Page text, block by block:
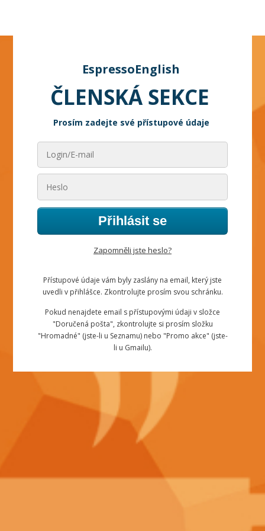
EspressoEnglish
ČLENSKÁ SEKCE
Prosím zadejte své přístupové údaje
Přihlásit se
Zapomněli jste heslo?
Přístupové údaje vám byly zaslány na email, který jste
uvedli v přihlášce. Zkontrolujte prosím svou schránku.
Pokud nenajdete email s přístupovými údaji v složce
"Doručená pošta", zkontrolujte si prosím složku
"Hromadné" (jste-li u Seznamu) nebo "Promo akce" (jste-
li u Gmailu).